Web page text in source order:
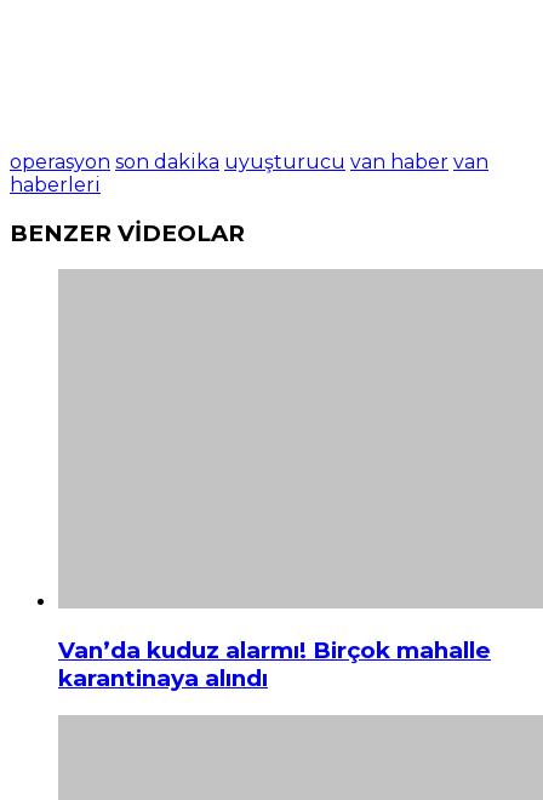
operasyon son dakika uyuşturucu van haber van
haberleri
BENZER VİDEOLAR
Van’da kuduz alarmı! Birçok mahalle
karantinaya alındı